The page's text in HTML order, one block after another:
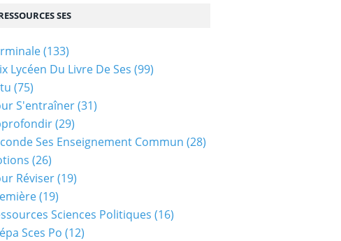
SES
(133)
Lycéen Du Livre De Ses (99)
(75)
S'entraîner(31)
(29)
Ses Enseignement Commun (28)
(26)
Réviser(19)
(19)
Sciences Politiques (16)
Sces Po (12)